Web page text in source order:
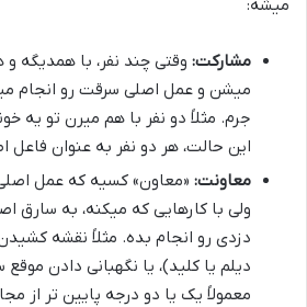
میشه:
مشارکت: وقتی چند نفر، با همدیگه
میشن و عمل اصلی سرقت رو انجام
جرم. مثلاً دو نفر با هم میرن تو یه
این حالت، هر دو نفر به عنوان
معاونت: «معاون» کسیه که عمل
ولی با کارهایی که میکنه، به سارق
دزدی رو انجام بده. مثلاً نقشه
دیلم یا کلید)، یا نگهبانی دادن
معمولاً یک یا دو درجه پایین تر از